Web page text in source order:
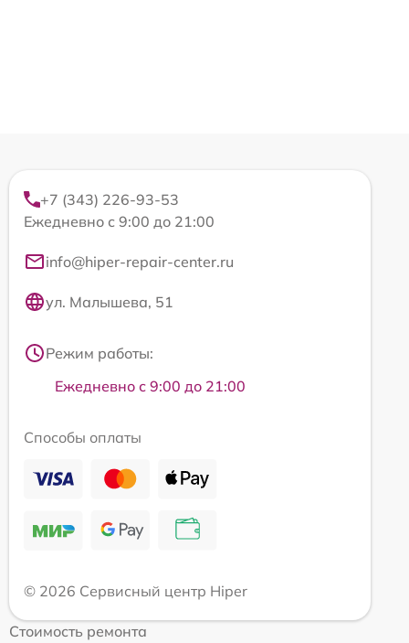
+7 (343) 226-93-53
Ежедневно с 9:00 до 21:00
info@hiper-repair-center.ru
ул. Малышева, 51
Режим работы:
Ежедневно с 9:00 до 21:00
Способы оплаты
© 2026 Сервисный центр Hiper
Стоимость ремонта